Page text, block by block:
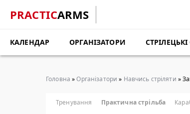
PRACTICARMS
КАЛЕНДАР ОРГАНІЗАТОРИ
Головна »Організатори » Навчись стріляти »
Тренування Практична стрільба